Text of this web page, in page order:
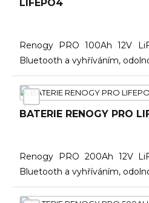
LIFEPO4
Renogy PRO 100Ah 12V
Bluetooth a vyhříváním,
BATERIE RENOGY PRO
Renogy PRO 200Ah 12V
Bluetooth a vyhříváním,